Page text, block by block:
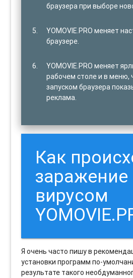
браузера при выборе
YOMOVIE.PRO меняет
браузере.
YOMOVIE.PRO меняет
рабочем столе и в меню,
запуском браузера
реклама.
Как
заражение
вирусом
Я очень часто пишу в
установки программ по-
результате такого